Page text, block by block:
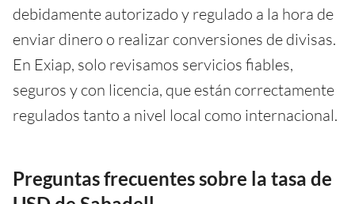
debidamente autorizado y regulado a la hora de
enviar dinero o realizar conversiones de divisas.
En Exiap, solo revisamos servicios fiables,
seguros y con licencia, que están correctamente
regulados tanto a nivel local como internacional.
Preguntas frecuentes sobre la tasa de